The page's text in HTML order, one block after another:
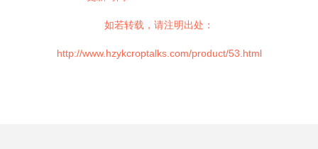
如若转载，请注明出处：
http://www.hzykcroptalks.com/product/53.html